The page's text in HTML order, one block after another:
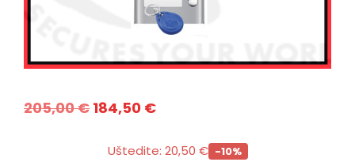
205,00€ 184,50 €
Uštedite: 20,50 € -10%